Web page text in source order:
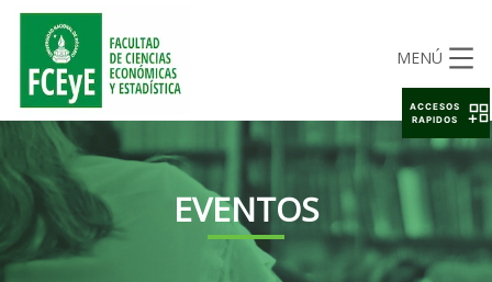
MENÚ
EVENTOS
ACCESOS
RAPIDOS